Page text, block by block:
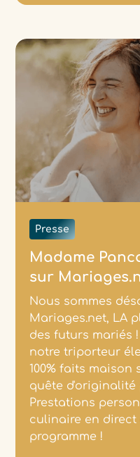
Presse
Madame
sur
Nous sommes
Mariages.net, LA
des futurs mariés
notre triporteur
100% faits
quête d'originalité
Prestations
culinaire en direct
programme !